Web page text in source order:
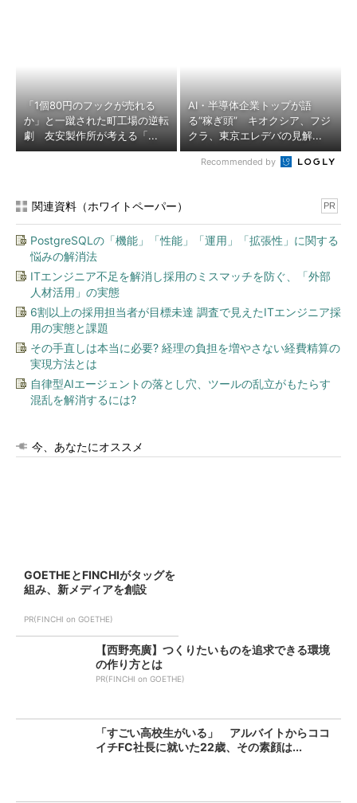
「1個80円のフックが売れる
か」と一蹴された町工場の逆転
劇 友安製作所が考える「...
AI・半導体企業トップが語
る“稼ぎ頭” キオクシア、フジ
クラ、東京エレデバの見解...
Recommended by
関連資料（ホワイトペーパー） PR
PostgreSQLの「機能」「性能」「運用」「拡張性」に関する
悩みの解消法
ITエンジニア不足を解消し採用のミスマッチを防ぐ、「外部
人材活用」の実態
6割以上の採用担当者が目標未達 調査で見えたITエンジニア採
用の実態と課題
その手直しは本当に必要? 経理の負担を増やさない経費精算の
実現方法とは
自律型AIエージェントの落とし穴、ツールの乱立がもたらす
混乱を解消するには?
今、あなたにオススメ
GOETHEとFINCHIがタッグを
組み、新メディアを創設
PR(FINCHI on GOETHE)
【西野亮廣】つくりたいものを追求できる環境
の作り方とは
PR(FINCHI on GOETHE)
「すごい高校生がいる」 アルバイトからココ
イチFC社長に就いた22歳、その素顔は...